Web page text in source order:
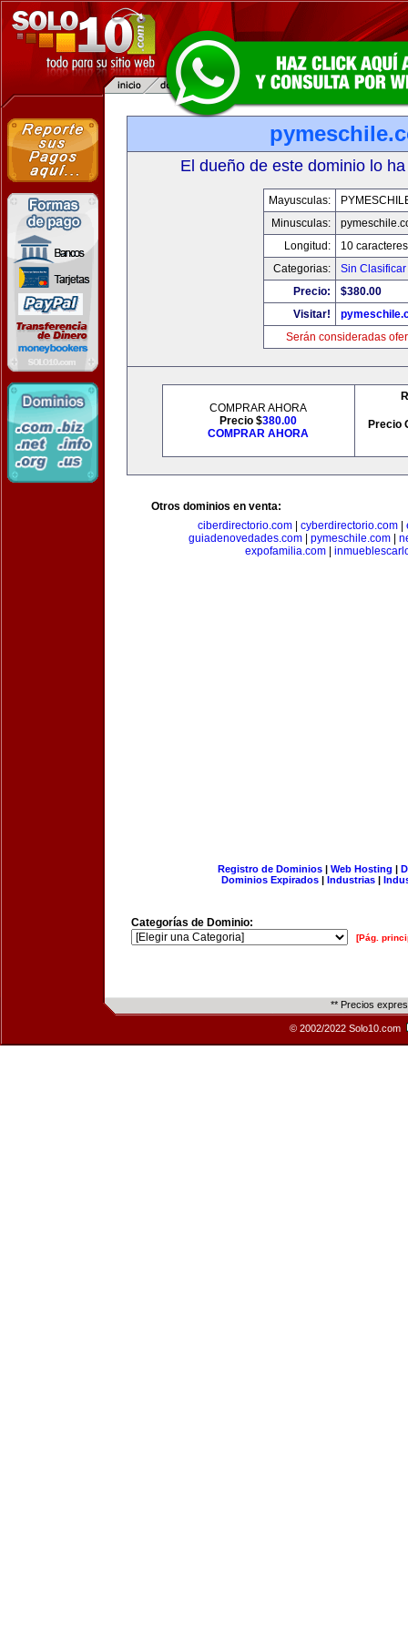
El dueño de este dominio lo
Mayusculas:
Minusculas:
Longitud:
10 caracteres
Categorias:
Sin Clasificar
Precio:
$380.00
Visitar!
Serán consideradas
COMPRAR AHORA
Precio $380.00
COMPRAR AHORA
Precio
Otros dominios en venta:
ciberdirectorio.com
cyberdirectorio.com
guiadenovedades.com| pymeschile.com|
expofamilia.com
Registro de Dominios| Web Hosting |
Dominios Expirados | Industrias |
Categorías de Dominio:
[Pág.
** Precios
© 2002/2022 Solo10.com